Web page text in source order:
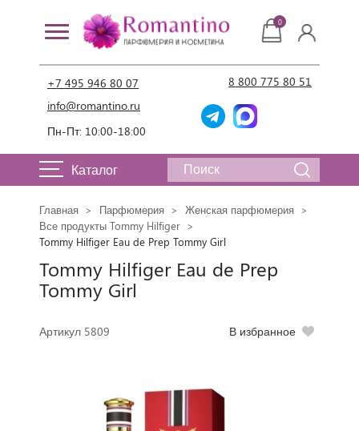
+7 495 946 80 07
info@romantino.ru
Пн-Пт: 10:00-18:00
8 800 775 80 51
0
Каталог
Главная Парфюмерия
Женская парфюмерия
Все продукты Tommy Hilfiger
Tommy Hilfiger Eau de Prep Tommy Girl
Tommy Hilfiger Eau de Prep
Tommy Girl
Артикул 5809 В избранное